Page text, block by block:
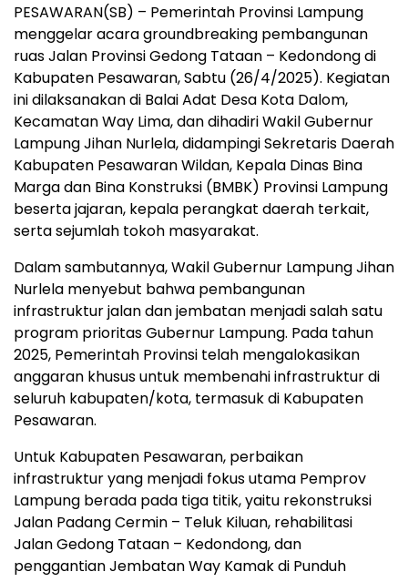
PESAWARAN(SB) – Pemerintah Provinsi Lampung
menggelar acara groundbreaking pembangunan
ruas Jalan Provinsi Gedong Tataan – Kedondong di
Kabupaten Pesawaran, Sabtu (26/4/2025). Kegiatan
ini dilaksanakan di Balai Adat Desa Kota Dalom,
Kecamatan Way Lima, dan dihadiri Wakil Gubernur
Lampung Jihan Nurlela, didampingi Sekretaris Daerah
Kabupaten Pesawaran Wildan, Kepala Dinas Bina
Marga dan Bina Konstruksi (BMBK) Provinsi Lampung
beserta jajaran, kepala perangkat daerah terkait,
serta sejumlah tokoh masyarakat.
Dalam sambutannya, Wakil Gubernur Lampung Jihan
Nurlela menyebut bahwa pembangunan
infrastruktur jalan dan jembatan menjadi salah satu
program prioritas Gubernur Lampung. Pada tahun
2025, Pemerintah Provinsi telah mengalokasikan
anggaran khusus untuk membenahi infrastruktur di
seluruh kabupaten/kota, termasuk di Kabupaten
Pesawaran.
Untuk Kabupaten Pesawaran, perbaikan
infrastruktur yang menjadi fokus utama Pemprov
Lampung berada pada tiga titik, yaitu rekonstruksi
Jalan Padang Cermin – Teluk Kiluan, rehabilitasi
Jalan Gedong Tataan – Kedondong, dan
penggantian Jembatan Way Kamak di Punduh